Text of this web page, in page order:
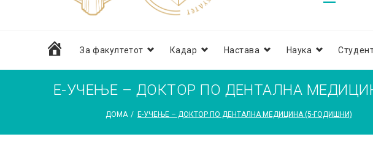
домаЗа факултетот Кадар Настава Наука
Е-УЧЕЊЕ – ДОКТОР ПО ДЕНТАЛНА
ДОМА / Е-УЧЕЊЕ – ДОКТОР ПО ДЕНТАЛНА МЕДИЦИНА (5-ГОДИШНИ)